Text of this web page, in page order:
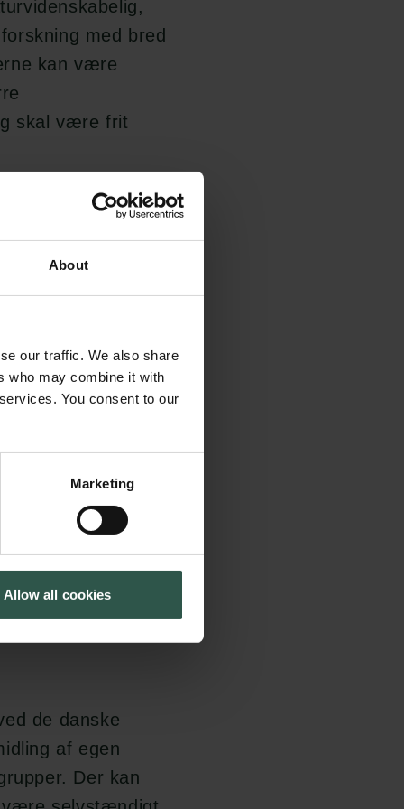
About
our traffic. We also share
who may combine it with
You consent to our
Marketing
Allow all cookies
med bred
kan være
skal være frit
medvirker
produktion.
krav til ansøger
de danske
af egen
Der kan